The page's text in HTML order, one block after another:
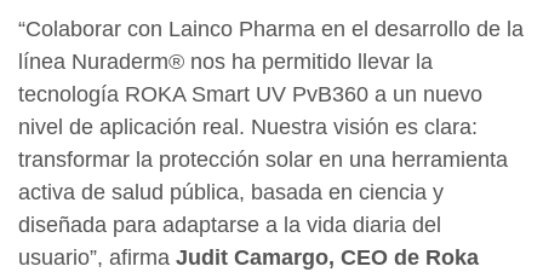
“Colaborar con Lainco Pharma en el desarrollo de la
línea Nuraderm® nos ha permitido llevar la
tecnología ROKA Smart UV PvB360 a un nuevo
nivel de aplicación real. Nuestra visión es clara:
transformar la protección solar en una herramienta
activa de salud pública, basada en ciencia y
diseñada para adaptarse a la vida diaria del
usuario”, afirma Judit Camargo, CEO de Roka